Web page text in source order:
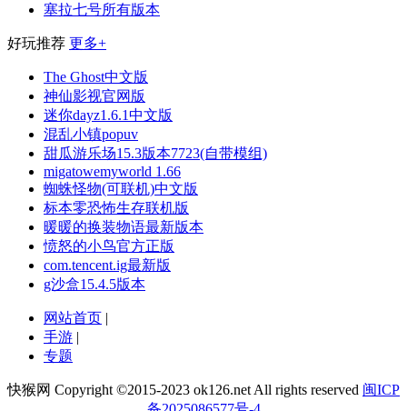
塞拉七号所有版本
好玩推荐 更多+
The Ghost中文版
神仙影视官网版
迷你dayz1.6.1中文版
混乱小镇popuv
甜瓜游乐场15.3版本7723(自带模组)
migatowemyworld 1.66
蜘蛛怪物(可联机)中文版
标本零恐怖生存联机版
暖暖的换装物语最新版本
愤怒的小鸟官方正版
com.tencent.ig最新版
g沙盒15.4.5版本
网站首页 |
手游 |
专题
快猴网 Copyright ©2015-2023 ok126.net All rights reserved 闽ICP